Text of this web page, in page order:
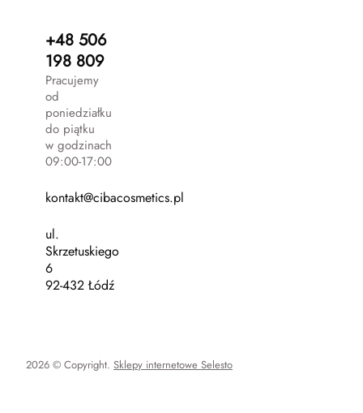
+48 506
198 809
Pracujemy
od
poniedziałku
do piątku
w godzinach
09:00-17:00
kontakt@cibacosmetics.pl
ul.
Skrzetuskiego
6
92-432 Łódź
2026 © Copyright. Sklepy internetowe Selesto